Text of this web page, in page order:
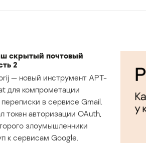
скрытый почтовый
2
— новый инструмент APT-
для компрометации
в сервисе Gmail.
токен авторизации OAuth,
злоумышленники
к сервисам Google.